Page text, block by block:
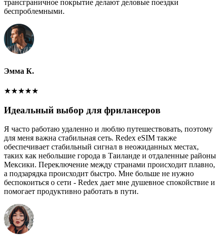
трансграничное покрытие делают деловые поездки
беспроблемными.
Эмма К.
★★★★★
Идеальный выбор для фрилансеров
Я часто работаю удаленно и люблю путешествовать, поэтому
для меня важна стабильная сеть. Redex eSIM также
обеспечивает стабильный сигнал в неожиданных местах,
таких как небольшие города в Таиланде и отдаленные районы
Мексики. Переключение между странами происходит плавно,
а подзарядка происходит быстро. Мне больше не нужно
беспокоиться о сети - Redex дает мне душевное спокойствие и
помогает продуктивно работать в пути.